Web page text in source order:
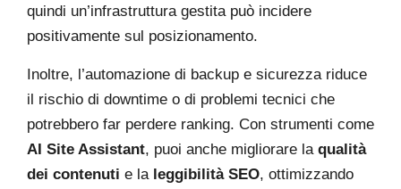
quindi un’infrastruttura gestita può incidere
positivamente sul posizionamento.
Inoltre, l’automazione di backup e sicurezza riduce
il rischio di downtime o di problemi tecnici che
potrebbero far perdere ranking. Con strumenti come
AI Site Assistant, puoi anche migliorare la qualità
dei contenuti e la leggibilità SEO, ottimizzando